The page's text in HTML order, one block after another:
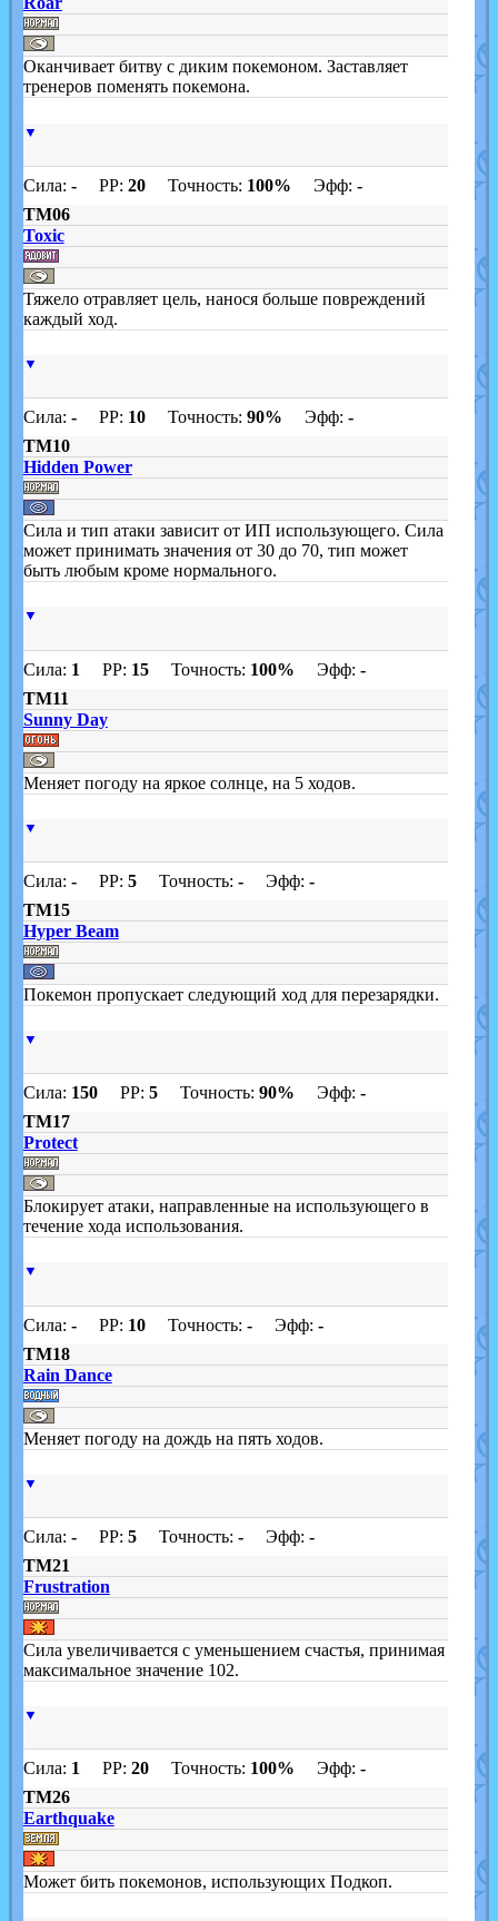
Оканчивает битву с диким покемоном. Заставляет
тренеров поменять покемона.
▼
Сила: -PP: 20Точность: 100% Эфф: -
TM06
Toxic
Тяжело отравляет цель, нанося больше повреждений
каждый ход.
▼
Сила: -PP: 10Точность: 90% Эфф: -
TM10
Hidden Power
Сила и тип атаки зависит от ИП использующего. Сила
может принимать значения от 30 до 70, тип может
быть любым кроме нормального.
▼
Сила: 1 PP: 15Точность: 100% Эфф: -
TM11
Sunny Day
Меняет погоду на яркое солнце, на 5 ходов.
▼
Сила: -PP: 5Точность: -Эфф: -
TM15
Hyper Beam
Покемон пропускает следующий ход для перезарядки.
▼
Сила: 150PP: 5Точность: 90% Эфф: -
TM17
Protect
Блокирует атаки, направленные на использующего в
течение хода использования.
▼
Сила: -PP: 10Точность: -Эфф: -
TM18
Rain Dance
Меняет погоду на дождь на пять ходов.
▼
Сила: -PP: 5Точность: -Эфф: -
TM21
Frustration
Сила увеличивается с уменьшением счастья, принимая
максимальное значение 102.
▼
Сила: 1 PP: 20Точность: 100% Эфф: -
TM26
Earthquake
Может бить покемонов, использующих Подкоп.